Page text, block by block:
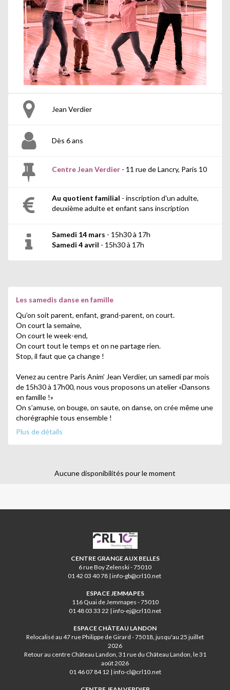
Jean Verdier
Dès 6 ans
Centre Jean Verdier - 11 rue de Lancry, Paris 10
Au quotient familial - inscription d'un adulte,
deuxième adulte et enfant sans inscription
Samedi 14 mars - 15h30 à 17h
Samedi 4 avril - 15h30 à 17h
Les samedis danse en famille
Qu’on soit parent, enfant, grand-parent, on court.
On court la semaine,
On court le week-end,
On court tout le temps et on ne partage rien.
Stop, il faut que ça change !
Venez au centre Paris Anim’ Jean Verdier, un samedi par mois
de 15h30 à 17h00, nous vous proposons un atelier «Dansons
en famille !»
On s’amuse, on bouge, on saute, on danse, on crée même une
chorégraphie tous ensemble !
Découverte de l’espace, du mouvement et du rythme à
Plus de détails
Aucune disponibilités pour le moment
CRL10
CENTRE GRANGE AUX BELLES
6 rue Boy Zelenski - 75010
01 42 03 40 78 | info-gb@crl10.net
ESPACE JEMMAPES
116 Quai de Jemmapes - 75010
01 48 03 33 22 | info-ej@crl10.net
ESPACE CHÂTEAU LANDON
Relocalisé au 47 rue Philippe de Girard - 75018, jusqu'au 25 juillet
2026
Retour au centre Château Landon, 31 rue du Château Landon, le 31
août 2026
01 46 07 84 12 | info-cl@crl10.net